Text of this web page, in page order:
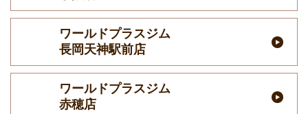
ワールドプラスジム
長岡天神駅前店
ワールドプラスジム
赤穂店